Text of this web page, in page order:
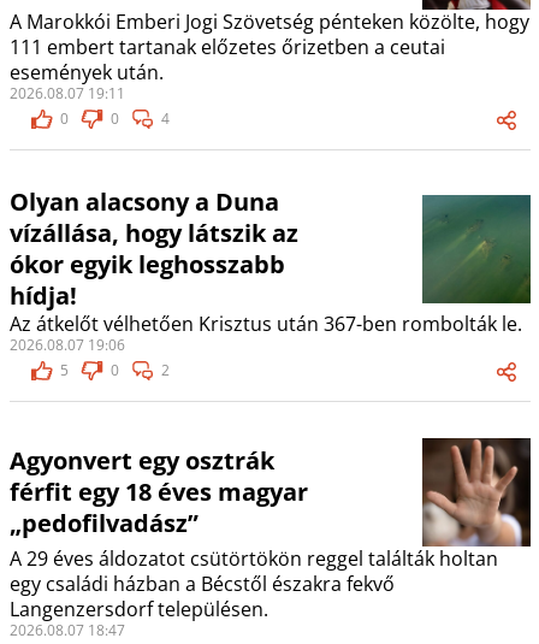
A Marokkói Emberi Jogi Szövetség pénteken közölte, hogy
111 embert tartanak előzetes őrizetben a ceutai
események után.
2026.08.07 19:11
0
0 4
Olyan alacsony a Duna
vízállása, hogy látszik az
ókor egyik leghosszabb
hídja!
Az átkelőt vélhetően Krisztus után 367-ben rombolták le.
2026.08.07 19:06
5
0 2
Agyonvert egy osztrák
férfit egy 18 éves magyar
„pedofilvadász”
A 29 éves áldozatot csütörtökön reggel találták holtan
egy családi házban a Bécstől északra fekvő
Langenzersdorf településen.
2026.08.07 18:47